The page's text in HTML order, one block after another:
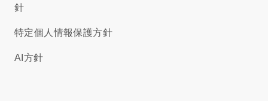
針
特定個人情報保護方針
AI方針